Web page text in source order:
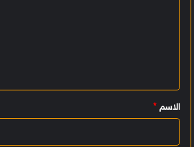
ي
ق
الاسم *